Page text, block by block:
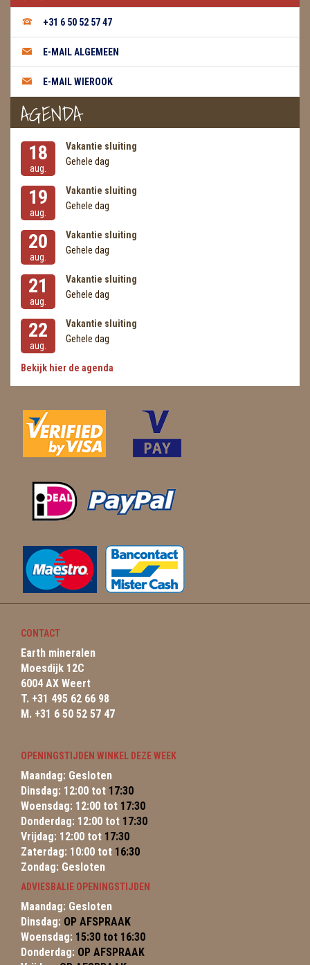
MASSAGE
METEORIETEN
READING EN PERSOONLIJK ADVIES
RUWE STENEN
SCHEDELS / SKULLS
SELENIET
SPECIALE STUKKEN
TELEFOON KOORDEN
THEELICHTEN
VLINDERS
WIEROOK, OLIE & TOEBEHOREN
ZAKJES WATER ELIXERS
+31 6 50 52 57 47
E-MAIL ALGEMEEN
E-MAIL WIEROOK
AGENDA
18
aug.
Vakantie sluiting
Gehele dag
19
aug.
Vakantie sluiting
Gehele dag
20
aug.
Vakantie sluiting
Gehele dag
21
aug.
Vakantie sluiting
Gehele dag
22
aug.
Vakantie sluiting
Gehele dag
Bekijk hier de agenda
CONTACT
Earth mineralen
Moesdijk 12C
6004 AX Weert
T. +31 495 62 66 98
M. +31 6 50 52 57 47
OPENINGSTIJDEN WINKEL DEZE WEEK
Maandag: Gesloten
Dinsdag: 12:00 tot 17:30
Woensdag: 12:00 tot 17:30
Donderdag: 12:00 tot 17:30
Vrijdag: 12:00 tot 17:30
Zaterdag: 10:00 tot 16:30
Zondag: Gesloten
ADVIESBALIE OPENINGSTIJDEN
Maandag: Gesloten
Dinsdag: OP AFSPRAAK
Woensdag: 15:30 tot 16:30
Donderdag: OP AFSPRAAK